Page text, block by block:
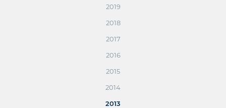
2019
2018
2017
2016
2015
2014
2013